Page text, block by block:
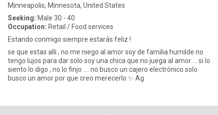
Minneapolis, Minnesota, United States
Seeking: Male 30 - 40
Occupation: Retail / Food services
Estando conmigo siempre estarás feliz !
se que estas alli , no me niego al amor soy de familia humilde no
tengo lujos para dar solo soy una chica que no juega al amor ... si lo
siento lo digo , no lo finjo .... no busco un cajero electrónico solo
busco un amor por que creo merecerlo ✨ Ag